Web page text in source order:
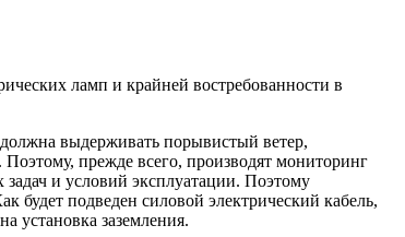
ламп и крайней востребованности в
выдерживать порывистый ветер,
прежде всего, производят мониторинг
задач и условий эксплуатации. Поэтому
будет подведен силовой электрический кабель,
установка заземления.